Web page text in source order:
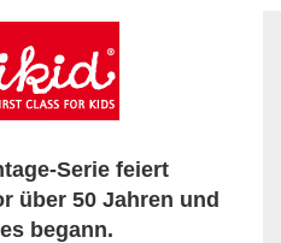
Serie feiert
über 50 Jahren und
begann.